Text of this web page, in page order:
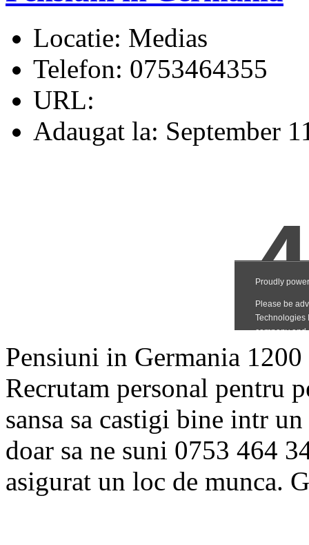
Locatie: Medias
Telefon: 0753464355
URL:
Adaugat la: September
Pensiuni in Germania
Recrutam personal pentru
sansa sa castigi bine intr
doar sa ne suni 0753 464
asigurat un loc de munca.